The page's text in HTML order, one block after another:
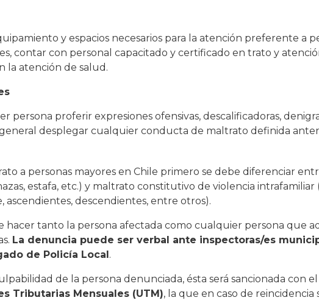
y espacios necesarios para la atención preferente a
contar con personal capacitado y certificado en trato y
la atención de salud.
persona proferir expresiones ofensivas, descalificadoras,
desplegar cualquier conducta de maltrato definida
a personas mayores en Chile primero se debe diferenciar
estafa, etc.) y maltrato constitutivo de violencia
ascendientes, descendientes, entre otros).
hacer tanto la persona afectada como cualquier persona que
La denuncia puede ser verbal ante inspectoras/es
de Policía Local.
de la persona denunciada, ésta será sancionada con
Tributarias Mensuales (UTM), la que en caso de